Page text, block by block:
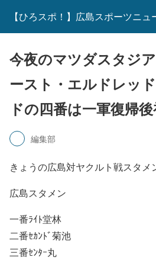
【ひろスポ！】広島スポーツニュ
今夜のマツダスタジ
ースト・エルドレッ
ドの四番は一軍復帰後
編集部
きょうの広島対ヤクルト戦スタメ
広島スタメン
一番ﾗｲﾄ堂林
二番ｾｶﾝﾄﾞ菊池
三番ｾﾝﾀｰ丸